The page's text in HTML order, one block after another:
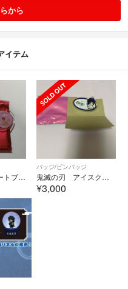
から
イテム
鬼滅の刃 ハートブレッドアンティーク 2連アクリルキーホルダー 甘露寺蜜璃
バッジ/ピンバッジ
鬼滅の刃 アイスクリームカフェ ランダムネームプレートバッジ 冨岡義勇
¥3,000